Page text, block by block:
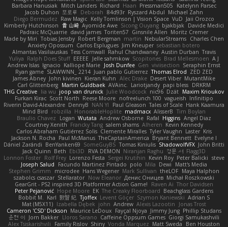
Barbara Hanusiak Mitch Landers Richard Haan Pressman505
Katelynn Parsec
Jacob Duhon 포로루 Deborah 84d93r Ryszard Abdul Michael Zahn
Diego Bermudez Raw Magic Kelly Tomlinson | Vision Space VuD Jaii Orozco
Kimberly Hutchinson 貴 山崎 Ayomide Awe Sicong Ouyang bjakbjak Davide Medici
Padraic McQuarrie david james Toriten57 Ginsnile Allen Moritz Cremer
Made by Miri Tobias Jensby Robert Bergman martin NebularStreams Charles Chen
Anxiety Opossum Carlos Esplugues Jim Kneuper sebastian botero
Almantas Vasiliauskas Tess Cornwall Rahul Chandwaney Austin Durban Travis
Yuliya Ralph Does Stuff EEEEE Jelle sahmkow Scopitones Brad Mellesmoen A J
Andrew Islas Ignacio Kalliope Marie Josh Dunfee Gen viviisection Seraphin Ernst
Ryan game SLAWWNN_ 2214 Juan pablo Gutierrez Thomas Elrod ZED ZED
James Abney John kivinen Kieran Kuhn Alec Drake Desert Viber MutantMike
Carl Glittenberg Martin Guldbaek AVAinc. Lariotjandy papi bless DRKRM
THG Creative lia wu joop van drunick Julie Woodcock nic96 Dzät Maxim Krioukov
Furkan Kirac Scott North Reese Moore nofreelunch 100 vagueish Infinitipo
Riverin David-Alexandre DennyB NAN YI Paul Gleason Tales of Scale Hank Kaamura
Mind Bird
robzilla HonorableHoplite madmacx AlisserB Tim Boylan
Braulio Chavez
Logan Wutata Andrew Osborne Rafal Higgins Angel Diaz
Courtney Xenith Francky Tang salem shams Alheren Kevin Kennedy
Carlos Abraham Gutiérrez Solis Clemente Miralles Tyler Vaughn Laster Kris
Jackson N. Rocha Paul McManus TheCaptainAmerica Bryant Bennett Evelyne I
Dániel Zarándi BenYanken69 SomeGuyBS Tomas Kiniulis ShadowolfVFX John Britti
Jack Quinn Beth Ebi3D RVA DEMON Niranjan Raghu 경문 서 Flagg3D
Lonnon Foster Rolf Frey Lorenzo Festa Sergei Krutihin Kevin Roy Peter Balicki steve
Joseph Salud
Facundo Martinez Pintado polo Mila Dewi
Matt's Media
Stephen Grimm
microdee Hans Wegener Mark Sullivan theLOF Maya Halphon
szabolcs csaszar Stellarator Now Eleanor Денис Оницев Michał Roszkowski
GearGrit - PS2 inspired 3D Platformer Action Game!
Raven Ai Thor Davidsen
Peter Pejanović Hope Moore EK The Creaky Floorboard Beachglass Gardens
Bobbit M. Karl 敦智 紀 Tjoffex Levent Göçer Szymon Kaniewski Adrian S
Mat (M5X11) Izabella Dębek john Andrew Alexis Lazootin
Jonas Trost
Cameron 'CSD' Dickson Maurice LeDoux Fayçal Njoya Jimmy Jung Phillip Studans
준현 이 Jorn Bakker Lloros Sarano Caffeine Oppsum Games Giorgi Samukashvili
Alex Tsiskarishvili
Family Rislov Shiny Vonda Marquez Matt Sweda
Ben Houston